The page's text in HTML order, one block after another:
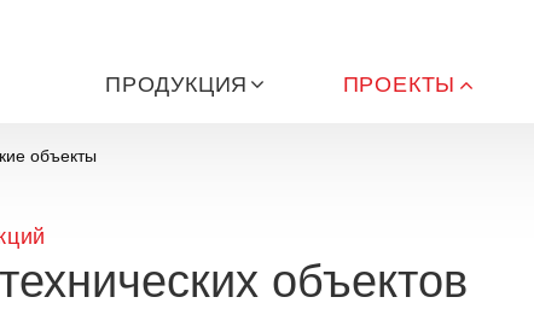
ПРОДУКЦИЯ ПРОЕКТЫ
объекты
объектов